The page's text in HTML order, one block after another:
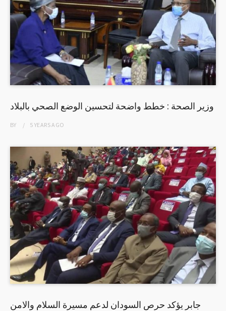
وزير الصحة : خطط واضحة لتحسين الوضع الصحي بالبلاد
BY 5 YEARSAGO
جابر يؤكد حرص السودان لدعم مسيرة السلام والامن